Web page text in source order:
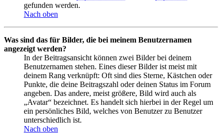
gefunden werden.
Nach oben
Was sind das für Bilder, die bei meinem Benutzernamen
angezeigt werden?
In der Beitragsansicht können zwei Bilder bei deinem
Benutzernamen stehen. Eines dieser Bilder ist meist mit
deinem Rang verknüpft: Oft sind dies Sterne, Kästchen oder
Punkte, die deine Beitragszahl oder deinen Status im Forum
angeben. Das andere, meist größere, Bild wird auch als
„Avatar“ bezeichnet. Es handelt sich hierbei in der Regel um
ein persönliches Bild, welches von Benutzer zu Benutzer
unterschiedlich ist.
Nach oben